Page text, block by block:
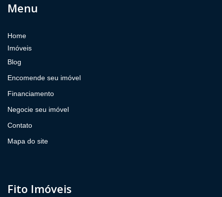
Menu
Home
Imóveis
Blog
Encomende seu imóvel
Financiamento
Negocie seu imóvel
Contato
Mapa do site
Fito Imóveis